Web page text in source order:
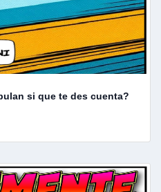
si que te des cuenta?